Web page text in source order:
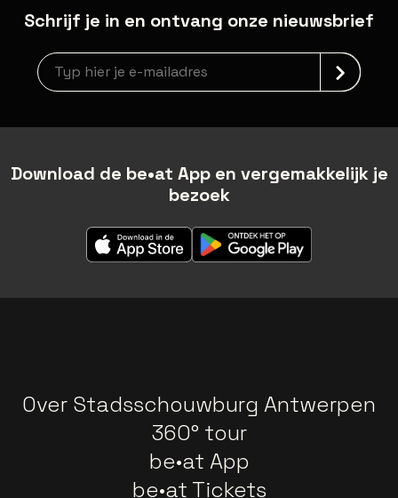
Schrijf je in en ontvang onze nieuwsbrief
Nieuwsbrief aanmelding
Download de be•at App en vergemakkelijk je
bezoek
Over Stadsschouwburg Antwerpen
360° tour
be•at App
be•at Tickets